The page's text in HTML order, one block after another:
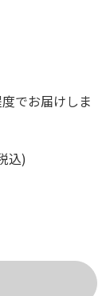
でお届けしま
込)